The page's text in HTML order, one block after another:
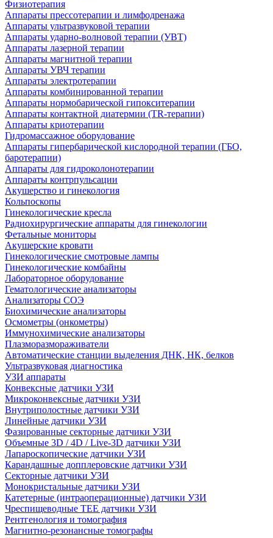
Физиотерапия
Аппараты прессотерапии и лимфодренажа
Аппараты ультразвуковой терапии
Аппараты ударно-волновой терапии (УВТ)
Аппараты лазерной терапии
Аппараты магнитной терапии
Аппараты УВЧ терапии
Аппараты электротерапии
Аппараты комбинированной терапии
Аппараты нормобарической гипокситерапии
Аппараты контактной диатермии (TR-терапии)
Аппараты криотерапии
Гидромассажное оборудование
Аппараты гипербарической кислородной терапии (ГБО,
баротерапии)
Аппараты для гидроколонотерапии
Аппараты контрпульсации
Акушерство и гинекология
Кольпоскопы
Гинекологические кресла
Радиохирургические аппараты для гинекологии
Фетальные мониторы
Акушерские кровати
Гинекологические смотровые лампы
Гинекологические комбайны
Лабораторное оборудование
Гематологические анализаторы
Анализаторы СОЭ
Биохимические анализаторы
Осмометры (онкометры)
Иммунохимические анализаторы
Плазморазмораживатели
Автоматические станции выделения ДНК, НК, белков
Ультразвуковая диагностика
УЗИ аппараты
Конвексные датчики УЗИ
Микроконвексные датчики УЗИ
Внутриполостные датчики УЗИ
Линейные датчики УЗИ
Фазированные секторные датчики УЗИ
Объемные 3D / 4D / Live-3D датчики УЗИ
Лапароскопические датчики УЗИ
Карандашные допплеровские датчики УЗИ
Секторные датчики УЗИ
Монокристальные датчики УЗИ
Катетерные (интраоперационные) датчики УЗИ
Чреспищеводные TEE датчики УЗИ
Рентгенология и томография
Магнитно-резонансные томографы